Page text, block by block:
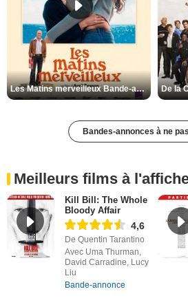
Les Matins merveilleux Bande-annonce VF
Bandes-annonces à ne
Meilleurs films à
Kill Bill: The Whole
Bloody Affair
4,6
De Quentin Tarantino
Avec Uma Thurman,
David Carradine, Lucy
Liu
Bande-annonce